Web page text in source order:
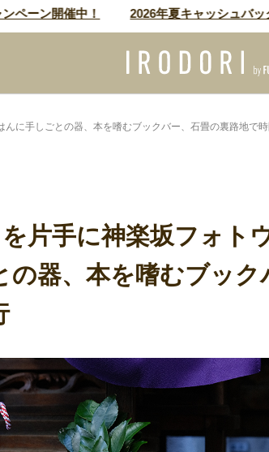
ン開催中！ 2026年夏キャッシュバックキ
んに手しごとの器、本を嗜むブックバー、石畳の裏路地で
を片手に神楽坂フォト
の器、本を嗜むブッ